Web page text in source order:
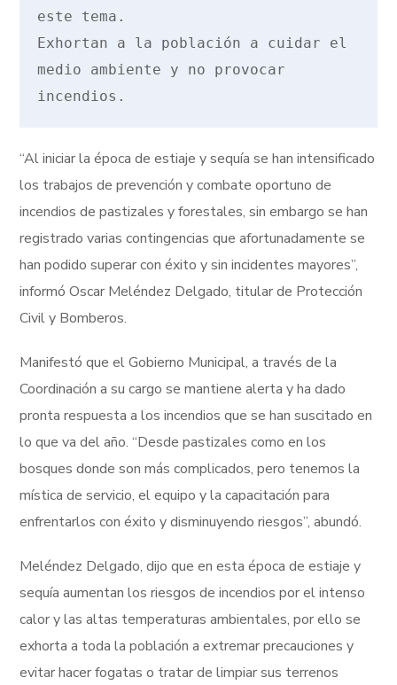
este tema.
Exhortan a la población a cuidar el
medio ambiente y no provocar
“Al iniciar la época de estiaje y sequía se han intensificado
los trabajos de prevención y combate oportuno de
incendios de pastizales y forestales, sin embargo se han
registrado varias contingencias que afortunadamente se
han podido superar con éxito y sin incidentes mayores”,
informó Oscar Meléndez Delgado, titular de Protección
Civil y Bomberos.
Manifestó que el Gobierno Municipal, a través de la
Coordinación a su cargo se mantiene alerta y ha dado
pronta respuesta a los incendios que se han suscitado en
lo que va del año. “Desde pastizales como en los
bosques donde son más complicados, pero tenemos la
mística de servicio, el equipo y la capacitación para
enfrentarlos con éxito y disminuyendo riesgos”, abundó.
Meléndez Delgado, dijo que en esta época de estiaje y
sequía aumentan los riesgos de incendios por el intenso
calor y las altas temperaturas ambientales, por ello se
exhorta a toda la población a extremar precauciones y
evitar hacer fogatas o tratar de limpiar sus terrenos